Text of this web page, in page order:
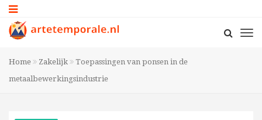
Home Zakelijk
Toepassingen van ponsen in de
metaalbewerkingsindustrie